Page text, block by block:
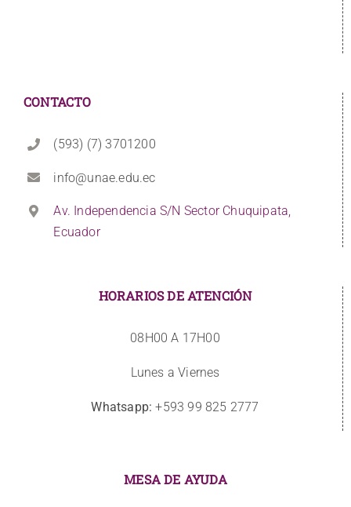
CONTACTO
(593) (7) 3701200
info@unae.edu.ec
Av. Independencia S/N Sector Chuquipata,
Ecuador
HORARIOS DE ATENCIÓN
08H00 A 17H00
Lunes a Viernes
Whatsapp: +593 99 825 2777
MESA DE AYUDA